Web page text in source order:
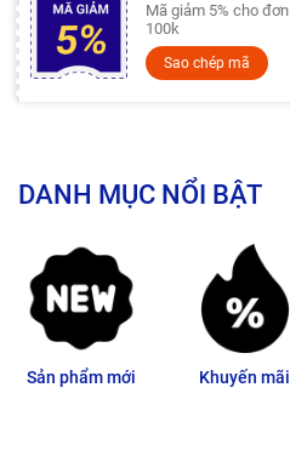
Mã giảm 5% cho
100k
Sao chép mã
DANH MỤC NỔI BẬT
Sản phẩm mới Khuyến mãi